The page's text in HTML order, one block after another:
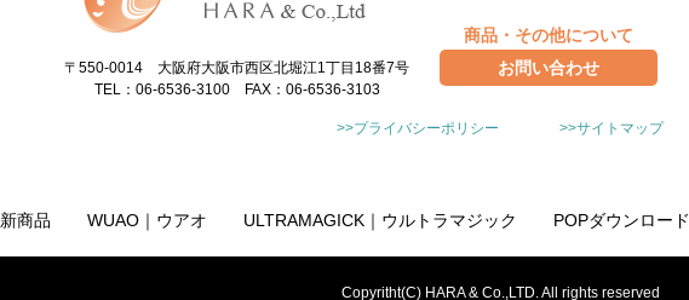
〒550-0014 大阪府大阪市西区北堀江1丁目18番7号
TEL：06-6536-3100 FAX：06-6536-3103
商品・その他について
お問い合わせ
>>プライバシーポリシー >>サイトマップ
新商品 WUAO｜ウアオ ULTRAMAGICK｜ウルトラマジック POPダウンロード
Copyritht(C) HARA & Co.,LTD. All rights reserved